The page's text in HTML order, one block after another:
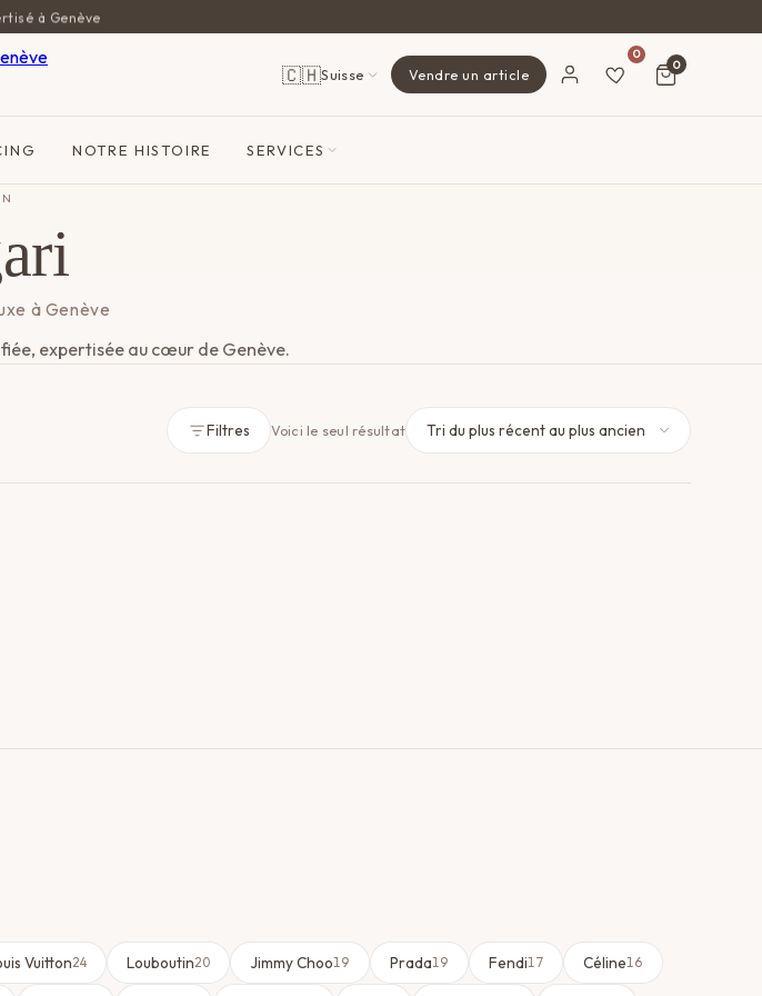
à Genève
🇨🇭Suisse Vendre un article
0
0
NOTRE HISTOIRE SERVICES
à Genève
expertisée au cœur de Genève.
Filtres Voici le seul résultat
Vuitton24 Louboutin20 Jimmy Choo19 Prada19 Fendi17 Céline16